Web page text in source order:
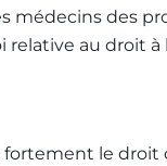
médecins des
au droit à
le droit